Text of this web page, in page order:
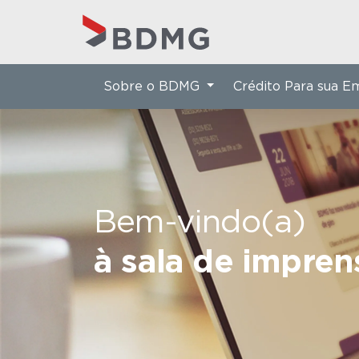
Bem-vindo(a)
à sala de
Sobre o BDMG Crédito Para sua